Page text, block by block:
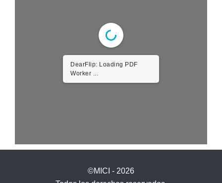
DearFlip: Loading PDF
Worker ...
©MICI - 2026